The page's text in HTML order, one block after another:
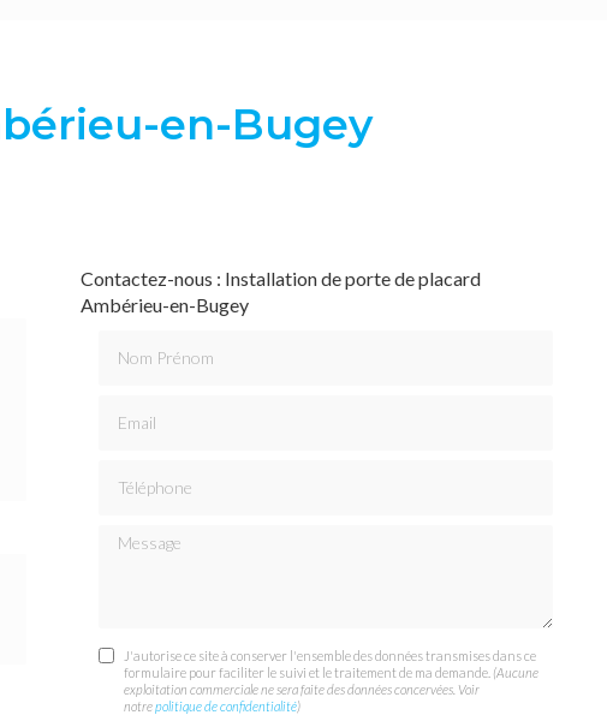
en-Bugey
Contactez-nous : Installation de porte de placard
Ambérieu-en-Bugey
Message
J'autorise ce site à conserver l'ensemble des données transmises dans ce
formulaire pour faciliter le suivi et le traitement de ma demande. (Aucune
exploitation commerciale ne sera faite des données concervées. Voir
notrepolitique de confidentialité)